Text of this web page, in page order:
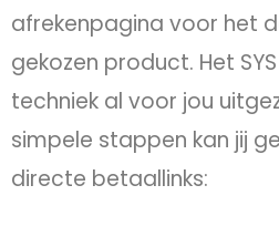
afrekenpagina voor het
gekozen product. Het
techniek al voor jou
simpele stappen kan jij
directe betaallinks: